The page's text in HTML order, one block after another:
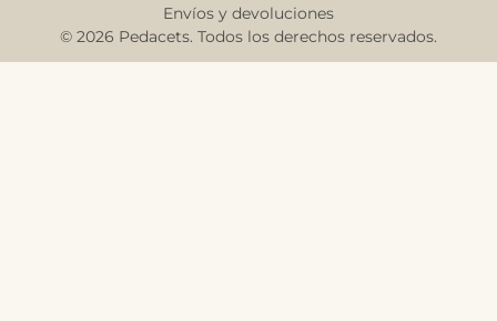
© 2026 Pedacets. Todos los derechos reservados.
Envíos y devoluciones